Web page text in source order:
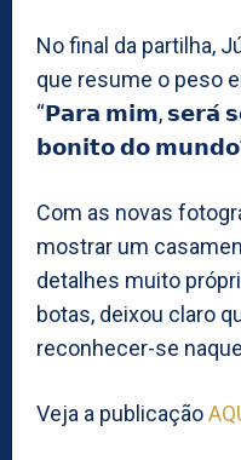
No final da partilha,
que resume o peso
“𝗣𝗮𝗿𝗮 𝗺𝗶𝗺, 𝘀𝗲𝗿𝗮́
𝗯𝗼𝗻𝗶𝘁𝗼 𝗱𝗼
Com as novas
mostrar um
detalhes muito
botas, deixou claro
reconhecer-se
Veja a publicação